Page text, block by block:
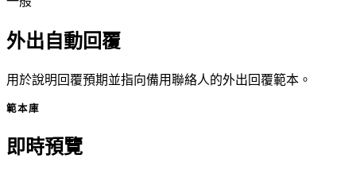
外出自動回覆
用於說明回覆預期並指向備用聯絡人的外出回覆範本。
範本庫
即時預覽